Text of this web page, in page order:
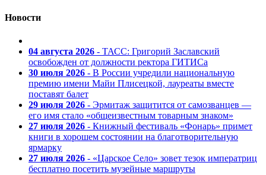
Новости
04 августа 2026 - ТАСС: Григорий Заславский
освобожден от должности ректора ГИТИСа
30 июля 2026 - В России учредили национальную
премию имени Майи Плисецкой, лауреаты вместе
поставят балет
29 июля 2026 - Эрмитаж защитится от самозванцев —
его имя стало «общеизвестным товарным знаком»
27 июля 2026 - Книжный фестиваль «Фонарь» примет
книги в хорошем состоянии на благотворительную
ярмарку
27 июля 2026 - «Царское Село» зовет тезок императриц
бесплатно посетить музейные маршруты